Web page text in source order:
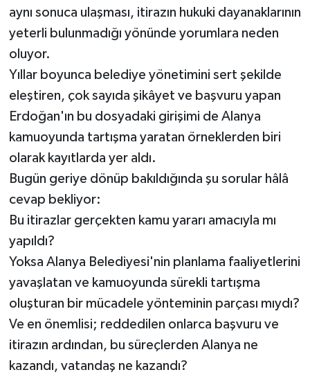
aynı sonuca ulaşması, itirazın hukuki dayanaklarının
yeterli bulunmadığı yönünde yorumlara neden
oluyor.
Yıllar boyunca belediye yönetimini sert şekilde
eleştiren, çok sayıda şikâyet ve başvuru yapan
Erdoğan'ın bu dosyadaki girişimi de Alanya
kamuoyunda tartışma yaratan örneklerden biri
olarak kayıtlarda yer aldı.
Bugün geriye dönüp bakıldığında şu sorular hâlâ
cevap bekliyor:
Bu itirazlar gerçekten kamu yararı amacıyla mı
yapıldı?
Yoksa Alanya Belediyesi'nin planlama faaliyetlerini
yavaşlatan ve kamuoyunda sürekli tartışma
oluşturan bir mücadele yönteminin parçası mıydı?
Ve en önemlisi; reddedilen onlarca başvuru ve
itirazın ardından, bu süreçlerden Alanya ne
kazandı, vatandaş ne kazandı?